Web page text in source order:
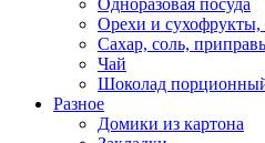
Одноразовая посуда
Орехи и сухофрукты,
Сахар, соль,
Чай
Шоколад
Разное
Домики из картона